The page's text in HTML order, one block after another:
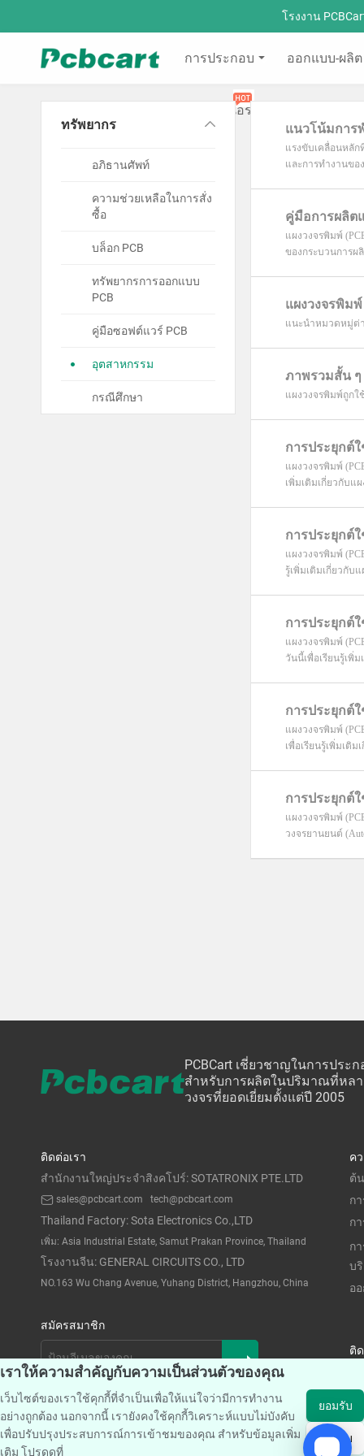
โรงงาน
การประกอบ ออกแบบ-ผลิต
ใบเสนอราคา
ทรัพยากร
อภิธานศัพท์
ความช่วยเหลือในการสั่ง
ซื้อ
บล็อก PCB
ทรัพยากรการออกแบบ
PCB
คู่มือซอฟต์แวร์ PCB
อุตสาหกรรม
กรณีศึกษา
แนวโน้มการ
แรงขับเคลื่อนหลัก
และการทำงานขอ
คู่มือการผลิต
แผงวงจรพิมพ์
ของกระบวนการผ
แผงวงจรพิม
แนะนำหมวดหมู่ต่
ภาพรวมสั้น ๆ
แผงวงจรพิมพ์ถูกใ
การประยุกต์
แผงวงจรพิมพ์
เพิ่มเติมเกี่ยวกับแผ
การประยุกต์
แผงวงจรพิมพ์
รู้เพิ่มเติมเกี่ยวกับ
การประยุกต์
แผงวงจรพิมพ์
วันนี้เพื่อเรียนรู้เพิ่
การประยุกต์
แผงวงจรพิมพ์
เพื่อเรียนรู้เพิ่มเติม
การประยุกต์
แผงวงจรพิมพ์
วงจรยานยนต์
PCBCart เชี่ยวชาญในการปร
สำหรับการผลิตในปริมาณที่หล
วงจรที่ยอดเยี่ยมตั้งแต่ปี 2005
ติดต่อเรา
สำนักงานใหญ่ประจำสิงคโปร์: SOTATRONIX PTE.LTD
sales@pcbcart.com tech@pcbcart.com
Thailand Factory: Sota Electronics Co.,LTD
เพิ่ม: Asia Industrial Estate, Samut Prakan Province, Thailand
โรงงานจีน: GENERAL CIRCUITS CO., LTD
NO.163 Wu Chang Avenue, Yuhang District, Hangzhou, China
สมัครสมาชิก
ค
ต้
ก
ก
ก
บ
อ
ติ
เราให้ความสำคัญกับความเป็นส่วนตัวของคุณ
เว็บไซต์ของเราใช้คุกกี้ที่จำเป็นเพื่อให้แน่ใจว่ามีการทำงาน
อย่างถูกต้อง นอกจากนี้ เรายังคงใช้คุกกี้วิเคราะห์แบบไม่บังคับ
เพื่อปรับปรุงประสบการณ์การเข้าชมของคุณ สำหรับข้อมูลเพิ่ม
เติม โปรดดูที่
ยอมรับ
ทั้งหมด
ยอมรับ